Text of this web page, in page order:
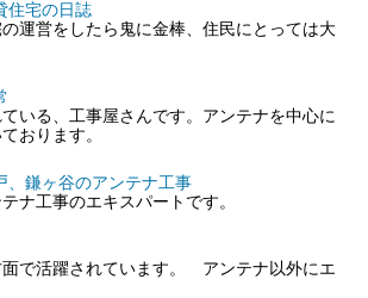
住宅の日誌
運営をしたら鬼に金棒、住民にとっては大
いる、工事屋さんです。アンテナを中心に
おります。
、鎌ヶ谷のアンテナ工事
ナ工事のエキスパートです。
で活躍されています。 アンテナ以外にエ